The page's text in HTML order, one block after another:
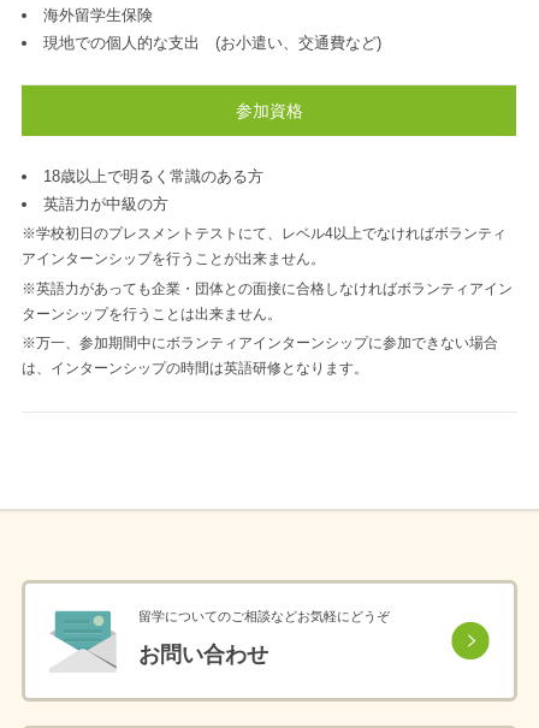
海外留学生保険
現地での個人的な支出 (お小遣い、交通費など)
参加資格
18歳以上で明るく常識のある方
英語力が中級の方
※学校初日のプレスメントテストにて、レベル4以上でなければボランティ
アインターンシップを行うことが出来ません。
※英語力があっても企業・団体との面接に合格しなければボランティアイン
ターンシップを行うことは出来ません。
※万一、参加期間中にボランティアインターンシップに参加できない場合
は、インターンシップの時間は英語研修となります。
留学についてのご相談などお気軽にどうぞ
お問い合わせ